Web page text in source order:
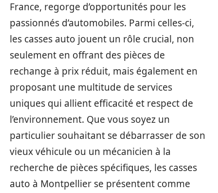
France, regorge d’opportunités pour les
passionnés d’automobiles. Parmi celles-ci,
les casses auto jouent un rôle crucial, non
seulement en offrant des pièces de
rechange à prix réduit, mais également en
proposant une multitude de services
uniques qui allient efficacité et respect de
l’environnement. Que vous soyez un
particulier souhaitant se débarrasser de son
vieux véhicule ou un mécanicien à la
recherche de pièces spécifiques, les casses
auto à Montpellier se présentent comme